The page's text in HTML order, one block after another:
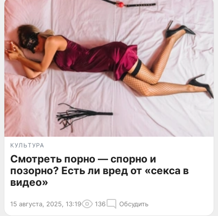
КУЛЬТУРА
Смотреть порно — спорно и
позорно? Есть ли вред от «секса в
видео»
15 августа, 2025, 13:19 136 Обсудить